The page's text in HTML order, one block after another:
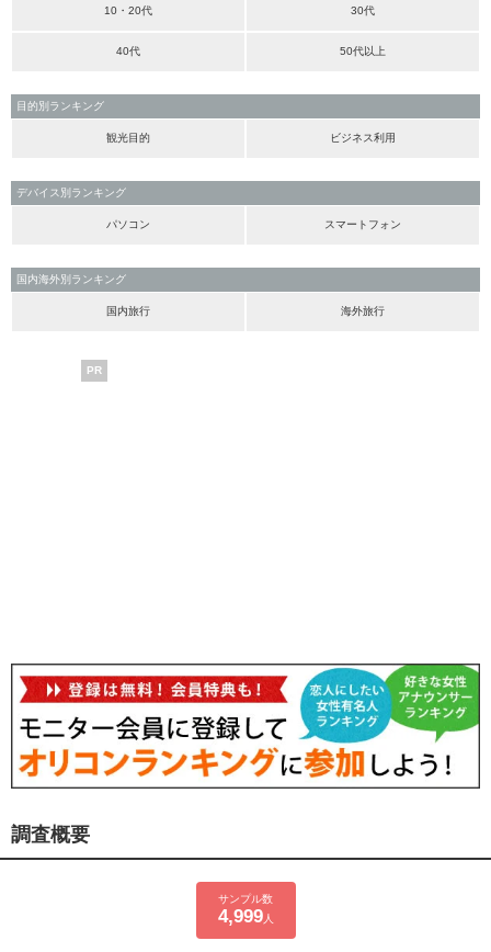
10・20代 30代
40代 50代以上
目的別ランキング
観光目的 ビジネス利用
デバイス別ランキング
パソコン スマートフォン
国内海外別ランキング
国内旅行 海外旅行
PR
調査概要
サンプル数
4,999人